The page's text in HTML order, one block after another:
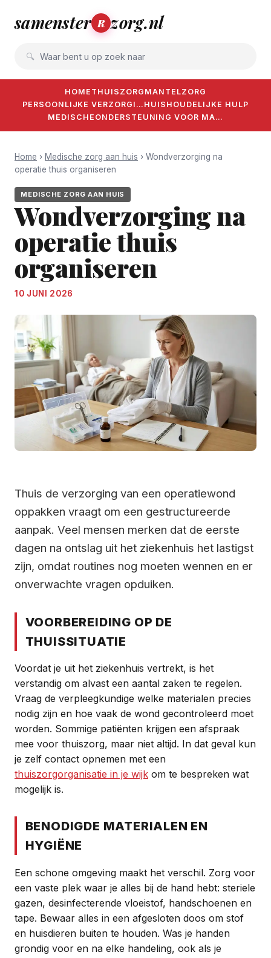
samenster R zorg.nl
Waar bent u op zoek naar
HOME THUISZORG MANTELZORG
PERSOONLIJKE VERZORGI… HUISHOUDELIJKE HULP
MEDISCHE ONDERSTEUNING VOOR MA…
Home › Medische zorg aan huis › Wondverzorging na
operatie thuis organiseren
MEDISCHE ZORG AAN HUIS
Wondverzorging na
operatie thuis
organiseren
10 JUNI 2026
Thuis de verzorging van een operatiewond
oppakken vraagt om een gestructureerde
aanpak. Veel mensen merken dat de eerste
dagen na ontslag uit het ziekenhuis het lastigst
zijn, omdat routines nog moeten wennen en er
onverwachte vragen opduiken.
VOORBEREIDING OP DE
THUISSITUATIE
Voordat je uit het ziekenhuis vertrekt, is het
verstandig om alvast een aantal zaken te regelen.
Vraag de verpleegkundige welke materialen precies
nodig zijn en hoe vaak de wond gecontroleerd moet
worden. Sommige patiënten krijgen een afspraak
mee voor thuiszorg, maar niet altijd. In dat geval kun
je zelf contact opnemen met een
thuiszorgorganisatie in je wijk om te bespreken wat
mogelijk is.
BENODIGDE MATERIALEN EN
HYGIËNE
Een schone omgeving maakt het verschil. Zorg voor
een vaste plek waar je alles bij de hand hebt: steriele
gazen, desinfecterende vloeistof, handschoenen en
tape. Bewaar alles in een afgesloten doos om stof
en huisdieren buiten te houden. Was je handen
grondig voor en na elke handeling, ook als je